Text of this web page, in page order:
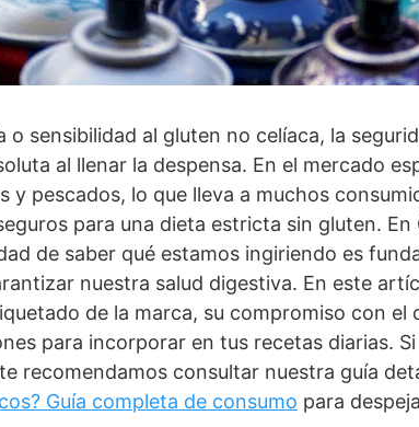
o sensibilidad al gluten no celíaca, la
al llenar la despensa. En el mercado
y pescados, lo que lleva a muchos
para una dieta estricta sin gluten. En
de saber qué estamos ingiriendo es
nuestra salud digestiva. En este
de la marca, su compromiso con el
para incorporar en tus recetas diarias.
recomendamos consultar nuestra guía
Guía completa de consumo para